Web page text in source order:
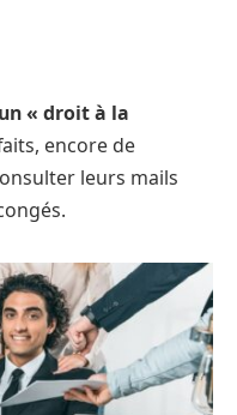
« droit à la
encore de
leurs mails